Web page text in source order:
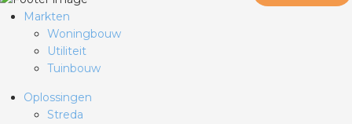
Markten
Woningbouw
Utiliteit
Tuinbouw
Oplossingen
Streda